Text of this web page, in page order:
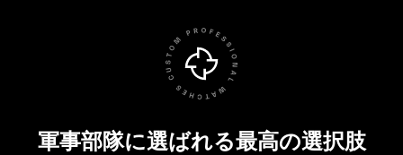
軍事部隊に選ばれる最高の選択肢